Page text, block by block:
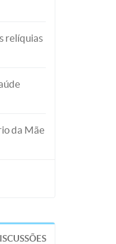
relíquias
da Mãe